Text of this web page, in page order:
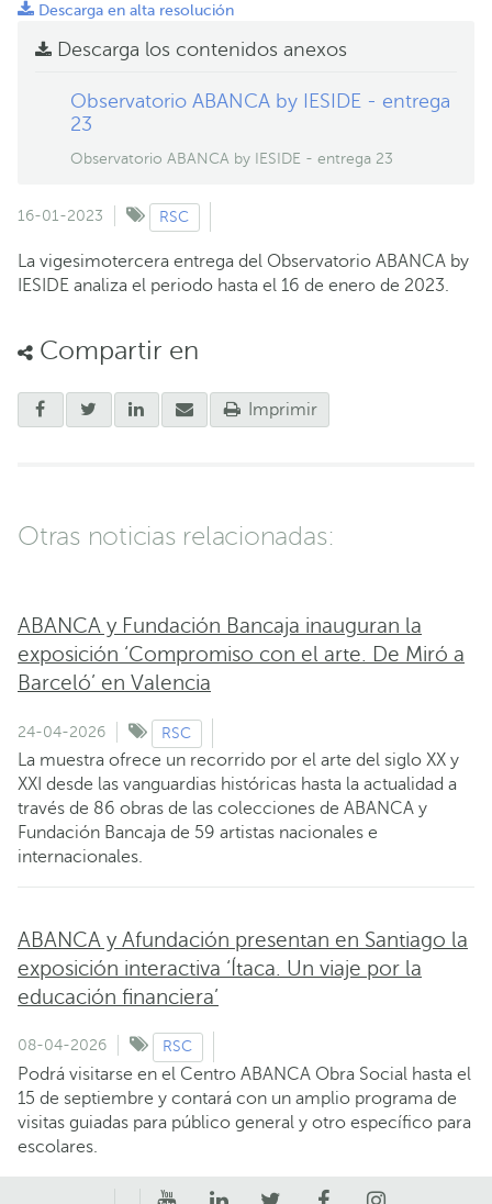
Descarga en alta resolución
Descarga los contenidos anexos
Observatorio ABANCA by IESIDE - entrega
23
Observatorio ABANCA by IESIDE - entrega 23
16-01-2023 RSC
La vigesimotercera entrega del Observatorio ABANCA by
IESIDE analiza el periodo hasta el 16 de enero de 2023.
Compartir en
Imprimir
Otras noticias relacionadas:
ABANCA y Fundación Bancaja inauguran la
exposición ‘Compromiso con el arte. De Miró a
Barceló’ en Valencia
24-04-2026 RSC
La muestra ofrece un recorrido por el arte del siglo XX y
XXI desde las vanguardias históricas hasta la actualidad a
través de 86 obras de las colecciones de ABANCA y
Fundación Bancaja de 59 artistas nacionales e
internacionales.
ABANCA y Afundación presentan en Santiago la
exposición interactiva ‘Ítaca. Un viaje por la
educación financiera’
08-04-2026 RSC
Podrá visitarse en el Centro ABANCA Obra Social hasta el
15 de septiembre y contará con un amplio programa de
visitas guiadas para público general y otro específico para
escolares.